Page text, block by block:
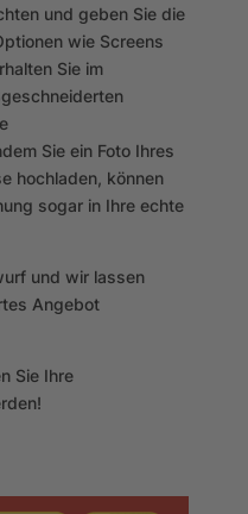
und geben Sie die
wie Screens
Sie im
Sie ein Foto Ihres
hochladen, können
sogar in Ihre echte
und wir lassen
Angebot
Sie Ihre